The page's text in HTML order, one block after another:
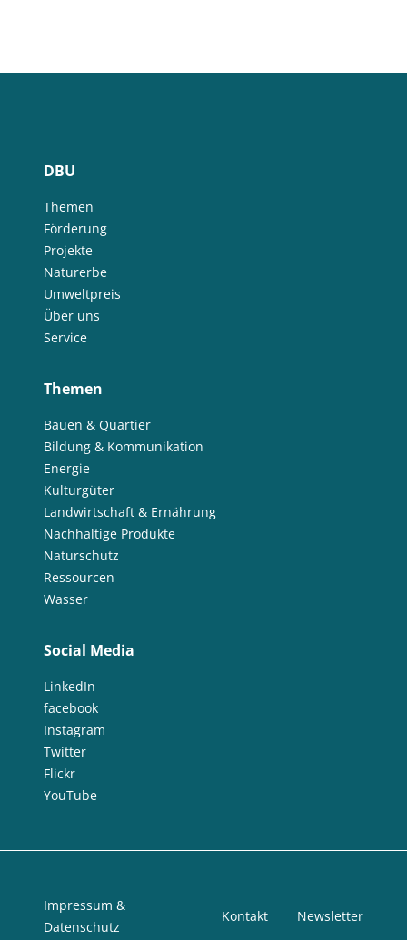
DBU
Themen
Förderung
Projekte
Naturerbe
Umweltpreis
Über uns
Service
Themen
Bauen & Quartier
Bildung & Kommunikation
Energie
Kulturgüter
Landwirtschaft & Ernährung
Nachhaltige Produkte
Naturschutz
Ressourcen
Wasser
Social Media
LinkedIn
facebook
Instagram
Twitter
Flickr
YouTube
Impressum &
Datenschutz
Kontakt Newsletter